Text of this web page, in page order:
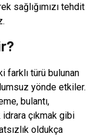
sağlığımızı tehdit
farklı türü bulunan
yönde etkiler.
bulantı,
çıkmak gibi
oldukça